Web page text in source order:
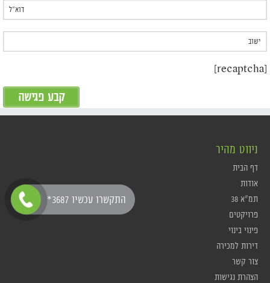
[recaptcha]
ניווט מהיר
דף הבית
אודות
תמ"א 38
פרויקטים
פינוי בינוי
דירות למכירה
צור קשר
הצהרת נגישות
*התקשרו עכשיו 3687